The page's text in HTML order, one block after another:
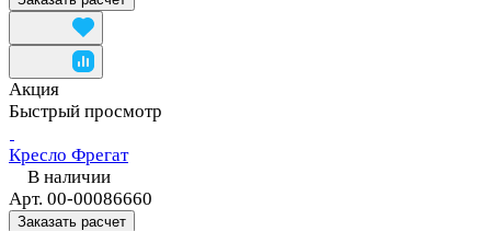
Акция
Быстрый просмотр
Кресло Фрегат
В наличии
Арт. 00-00086660
Заказать расчет